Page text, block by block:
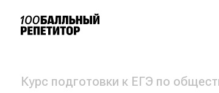
Курс подготовки к ЕГЭ по